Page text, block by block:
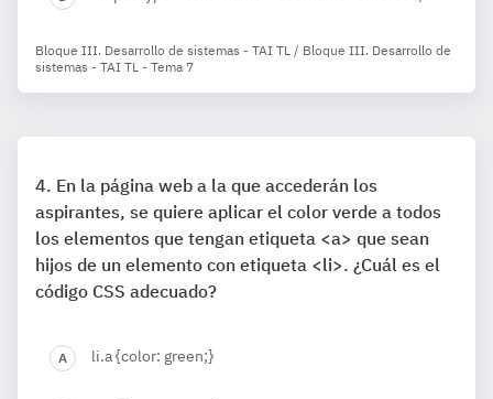
Bloque III. Desarrollo de sistemas - TAI TL / Bloque III. Desarrollo de
sistemas - TAI TL - Tema 7
En la página web a la que accederán los
aspirantes, se quiere aplicar el color verde a todos
los elementos que tengan etiqueta <a> que sean
hijos de un elemento con etiqueta <li>. ¿Cuál es el
código CSS adecuado?
li.a {color: green;}